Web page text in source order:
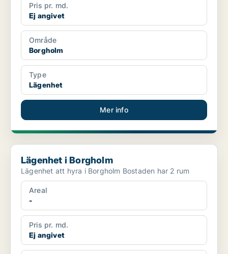
Pris pr. md.
Ej angivet
Område
Borgholm
Type
Lägenhet
Mer info
Lägenhet i Borgholm
Lägenhet i Borgholm
Lägenhet att hyra i Borgholm Bostaden har 2 rum
Areal
-
Pris pr. md.
Ej angivet